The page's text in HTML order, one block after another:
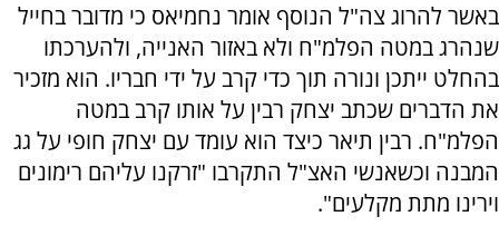
באשר להרוג צה"ל הנוסף אומר נחמיאס כי מדובר בחייל
שנהרג במטה הפלמ"ח ולא באזור האנייה, ולהערכתו
בהחלט ייתכן ונורה תוך כדי קרב על ידי חבריו. הוא מזכיר
את הדברים שכתב יצחק רבין על אותו קרב במטה
הפלמ"ח. רבין תיאר כיצד הוא עומד עם יצחק חופי על גג
המבנה וכשאנשי האצ"ל התקרבו "זרקנו עליהם רימונים
וירינו מתת מקלעים".